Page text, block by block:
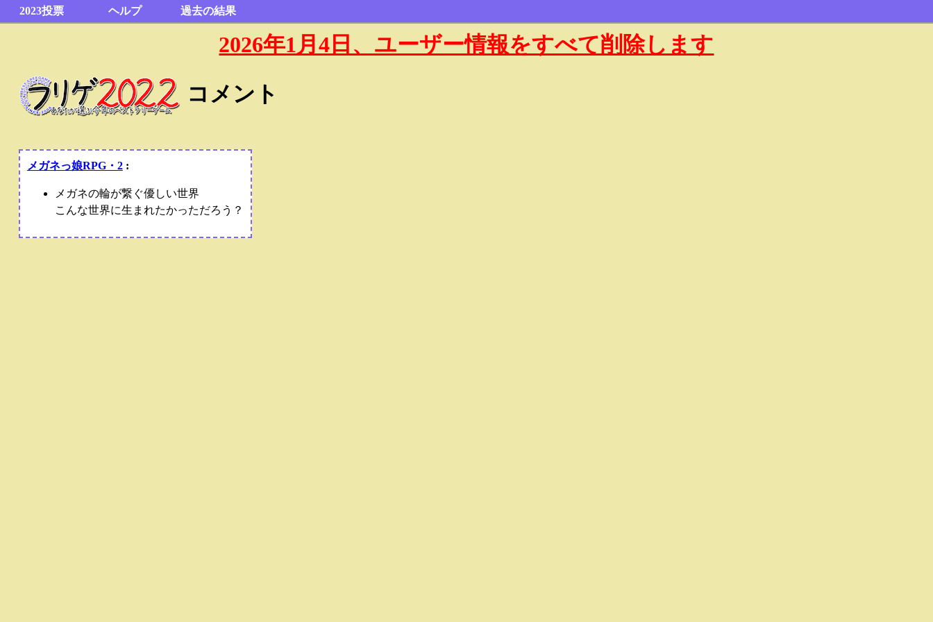
2023投票 ヘルプ 過去の結果
2026年1月4日、ユーザー情報をすべて削除します
コメント
メガネっ娘RPG・2:
メガネの輪が繋ぐ優しい世界
こんな世界に生まれたかっただろう？